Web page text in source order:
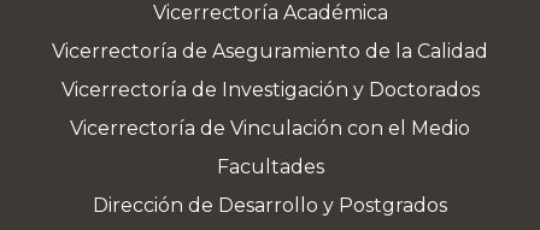
Vicerrectoría Académica
Vicerrectoría de Aseguramiento de la Calidad
Vicerrectoría de Investigación y Doctorados
Vicerrectoría de Vinculación con el Medio
Facultades
Dirección de Desarrollo y Postgrados